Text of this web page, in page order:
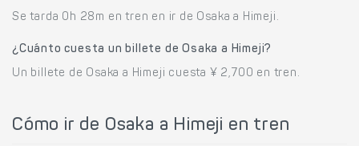
Se tarda 0h 28m en tren en ir de Osaka a Himeji.
¿Cuánto cuesta un billete de Osaka a Himeji?
Un billete de Osaka a Himeji cuesta ¥ 2,700 en tren.
Cómo ir de Osaka a Himeji en tren